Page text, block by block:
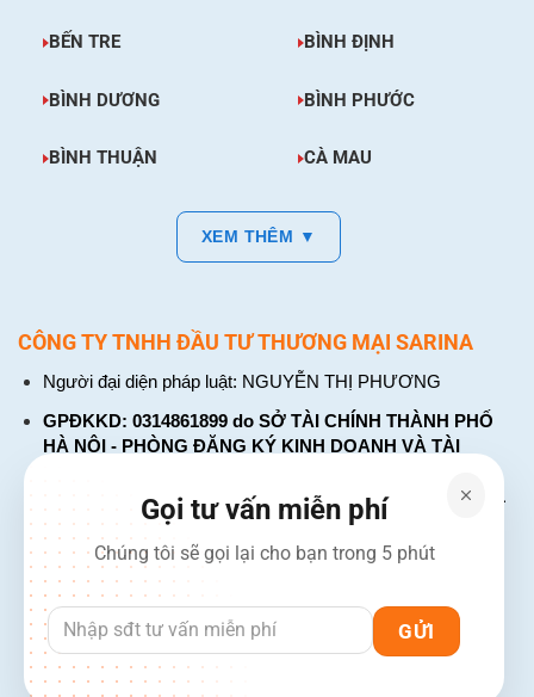
BẾN TRE BÌNH ĐỊNH
BÌNH DƯƠNG BÌNH PHƯỚC
BÌNH THUẬN CÀ MAU
XEM THÊM ▼
CÔNG TY TNHH ĐẦU TƯ THƯƠNG MẠI SARINA
Người đại diện pháp luật: NGUYỄN THỊ PHƯƠNG
GPĐKKD: 0314861899 do SỞ TÀI CHÍNH THÀNH PHỐ
HÀ NỘI - PHÒNG ĐĂNG KÝ KINH DOANH VÀ TÀI
CHÍNH DOANH NGHIỆP cấp. Đăng ký lần đầu: ngày 26
tháng 01 năm 2018. Đăng ký thay đổi lần thứ: 4, ngày 31
tháng 03 năm 2026
226 Đường Láng, Đống Đa, Hà Nội
137 Đường Hòa Hưng, Phường 12, Quận 10, TP. Hồ Chí
Minh
Hotline: 1900 2106 - 0386 001 001
Gọi tư vấn miễn phí
Chúng tôi sẽ gọi lại cho bạn trong 5 phút